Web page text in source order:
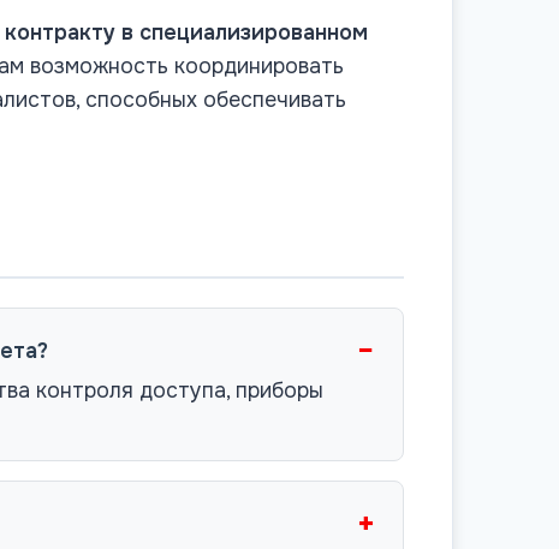
в специализированном
возможность координировать
способных обеспечивать
−
контроля доступа, приборы
+